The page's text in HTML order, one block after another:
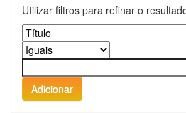
Utilizar filtros para refinar o